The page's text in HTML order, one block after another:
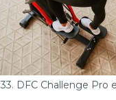
33. DFC Challenge Pro